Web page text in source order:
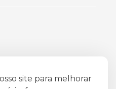
site para melhorar